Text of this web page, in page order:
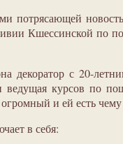
потрясающей
Кшессинской по
декоратор с 20-
курсов по
и ей есть чему
в себя: